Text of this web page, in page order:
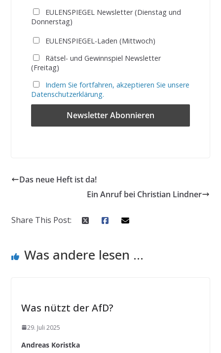
EULENSPIEGEL Newsletter (Dienstag und
Donnerstag)
EULENSPIEGEL-Laden (Mittwoch)
Rätsel- und Gewinnspiel Newsletter
(Freitag)
Indem Sie fortfahren, akzeptieren Sie unsere
Datenschutzerklärung.
Das neue Heft ist da!
Ein Anruf bei Christian Lindner
Share This Post:
Was andere lesen ...
Was nützt der AfD?
29. Juli 2025
Andreas Koristka